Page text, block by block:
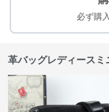
必ず購
革バッグレディースミ